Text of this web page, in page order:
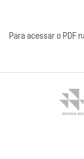
Para acessar o PDF